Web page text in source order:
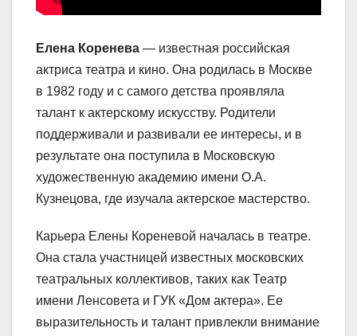
Елена Коренева — известная российская
актриса театра и кино. Она родилась в Москве
в 1982 году и c самого детства проявляла
талант к актерскому искусству. Родители
поддерживали и развивали ее интересы, и в
результате она поступила в Московскую
художественную академию имени О.А.
Кузнецова, где изучала актерское мастерство.
Карьера Елены Кореневой началась в театре.
Она стала участницей известных московских
театральных коллективов, таких как Театр
имени Ленсовета и ГУК «Дом актера». Ее
выразительность и талант привлекли внимание